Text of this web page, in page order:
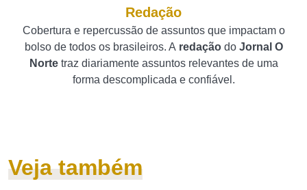
Redação
Cobertura e repercussão de assuntos que impactam o
bolso de todos os brasileiros. A redação do Jornal O
Norte traz diariamente assuntos relevantes de uma
forma descomplicada e confiável.
Veja também